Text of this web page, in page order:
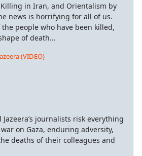
in Iran, and Orientalism by
news is horrifying for all of us.
people who have been killed,
of death...
(VIDEO)
journalists risk everything
on Gaza, enduring adversity,
deaths of their colleagues and